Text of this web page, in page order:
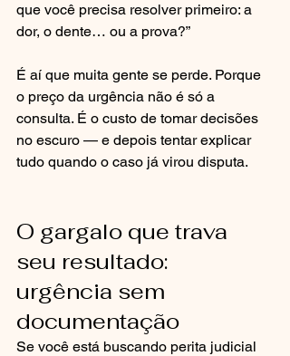
que você precisa resolver primeiro: a
dor, o dente… ou a prova?”
É aí que muita gente se perde. Porque
o preço da urgência não é só a
consulta. É o custo de tomar decisões
no escuro — e depois tentar explicar
tudo quando o caso já virou disputa.
O gargalo que trava
seu resultado:
urgência sem
documentação
Se você está buscando perita judicial